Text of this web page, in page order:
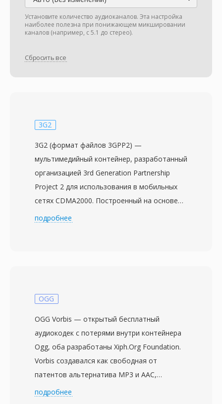
Установите количество аудиоканалов. Эта настройка
наиболее полезна при понижающем микшировании
каналов (например, с 5.1 до стерео).
Сбросить все
3G2
3G2 (формат файлов 3GPP2) —
мультимедийный контейнер, разработанный
организацией 3rd Generation Partnership
Project 2 для использования в мобильных
сетях CDMA2000. Построенный на основе
ISO base media file format (MPEG-4 Part 12),
мультимедийными сообщениями и
телефонах и в сетях. Файлы 3G2
оптимизированы для условий крайне низкой
пропускной способности, обеспечивая
воспроизводимое видео при битрейтах
всего 30-60 кбит/с. Это делает формат
особенно эффективным для мобильной
подробнее
OGG
OGG Vorbis — открытый бесплатный
аудиокодек с потерями внутри контейнера
Ogg, оба разработаны Xiph.Org Foundation.
Vorbis создавался как свободная от
патентов альтернатива MP3 и AAC,
используя модифицированное дискретное
подробнее